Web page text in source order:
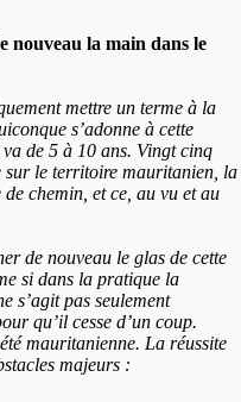
nouveau la main dans le
mettre un terme à la
s’adonne à cette
de 5 à 10 ans. Vingt cinq
sur le territoire mauritanien, la
chemin, et ce, au vu et au
de nouveau le glas de cette
si dans la pratique la
s’agit pas seulement
qu’il cesse d’un coup.
mauritanienne. La réussite
majeurs :